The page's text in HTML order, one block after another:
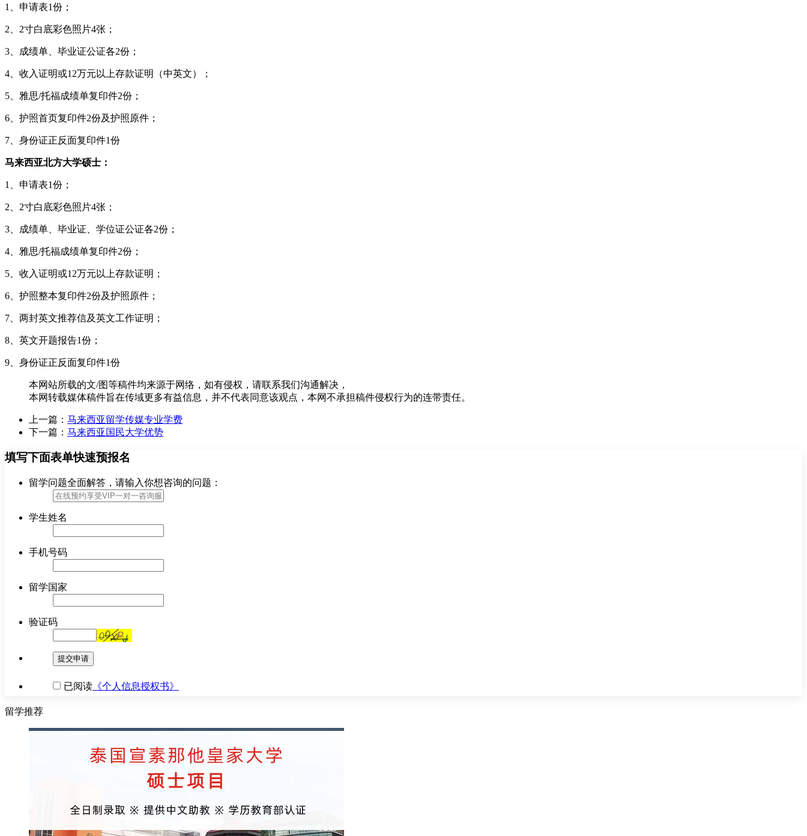
1、申请表1份；
2、2寸白底彩色照片4张；
3、成绩单、毕业证公证各2份；
4、收入证明或12万元以上存款证明（中英文）；
5、雅思/托福成绩单复印件2份；
6、护照首页复印件2份及护照原件；
7、身份证正反面复印件1份
马来西亚北方大学硕士：
1、申请表1份；
2、2寸白底彩色照片4张；
3、成绩单、毕业证、学位证公证各2份；
4、雅思/托福成绩单复印件2份；
5、收入证明或12万元以上存款证明；
6、护照整本复印件2份及护照原件；
7、两封英文推荐信及英文工作证明；
8、英文开题报告1份；
9、身份证正反面复印件1份
本网站所载的文/图等稿件均来源于网络，如有侵权，请联系我们沟通解决，
本网转载媒体稿件旨在传域更多有益信息，并不代表同意该观点，本网不承担稿件侵权行为的连带责任。
上一篇： 马来西亚留学传媒专业学费
下一篇： 马来西亚国民大学优势
填写下面表单快速预报名
留学问题全面解答，请输入你想咨询的问题：
学生姓名
手机号码
留学国家
验证码
提交申请
已阅读 《个人信息授权书》
留学推荐